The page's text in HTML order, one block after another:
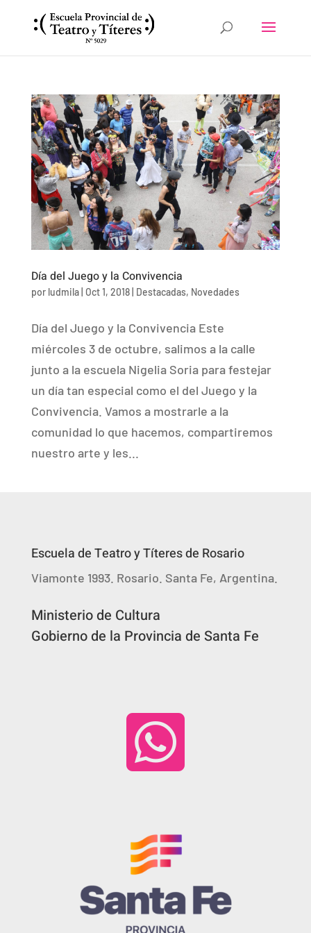
Día del Juego y la Convivencia
por ludmila| Oct 1, 2018| Destacadas, Novedades
Día del Juego y la Convivencia Este
miércoles 3 de octubre, salimos a la calle
junto a la escuela Nigelia Soria para festejar
un día tan especial como el del Juego y la
Convivencia. Vamos a mostrarle a la
comunidad lo que hacemos, compartiremos
nuestro arte y les...
Escuela de Teatro y Títeres de Rosario
Viamonte 1993. Rosario. Santa Fe, Argentina.
Ministerio de Cultura
Gobierno de la Provincia de Santa Fe
